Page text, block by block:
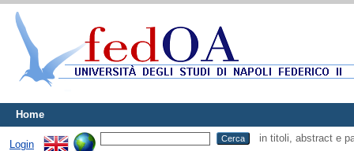
Home
Login
in titoli, abstract e